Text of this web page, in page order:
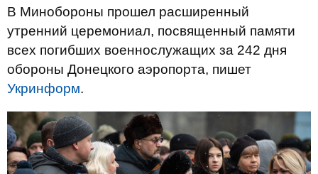
В Минобороны прошел расширенный
утренний церемониал, посвященный памяти
всех погибших военнослужащих за 242 дня
обороны Донецкого аэропорта, пишет
Укринформ.